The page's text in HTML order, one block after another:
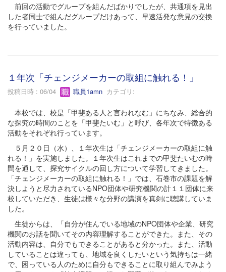
前回の活動でグループを組んだばかりでしたが、共通項を見出
した者同士で組んだグループだけあって、早速活発な意見の交換
を行っていました。
１年次「チェンジメーカーの取組に触れる！」
投稿日時 : 06/04 職員1amn カテゴリ:
本校では、校是「甲斐ある人と言われなむ」にちなみ、総合的
な探究の時間のことを「甲斐たいむ」と呼び、各年次で特徴ある
活動をそれぞれ行っています。
５月２０日（水）、１年次生は「チェンジメーカーの取組に触
れる！」を実施しました。１年次生はこれまでの甲斐たいむの時
間を通して、探究サイクルの回し方について学習してきました。
「チェンジメーカーの取組に触れる！」では、石巻市の課題を解
決しようと尽力されているNPO団体や研究機関の計１１団体に来
校していただき、生徒は様々な分野の講演を真剣に聴講していま
した。
生徒からは、「自分が住んでいる地域のNPO団体や企業、研究
機関のお話を聞いてその内容理解することができた。また、その
活動内容は、自分でもできることがあると分かった。また、活動
していることは違っても、地域を良くしたいという気持ちは一緒
で、困っている人のために自分もできることに取り組んでみよう